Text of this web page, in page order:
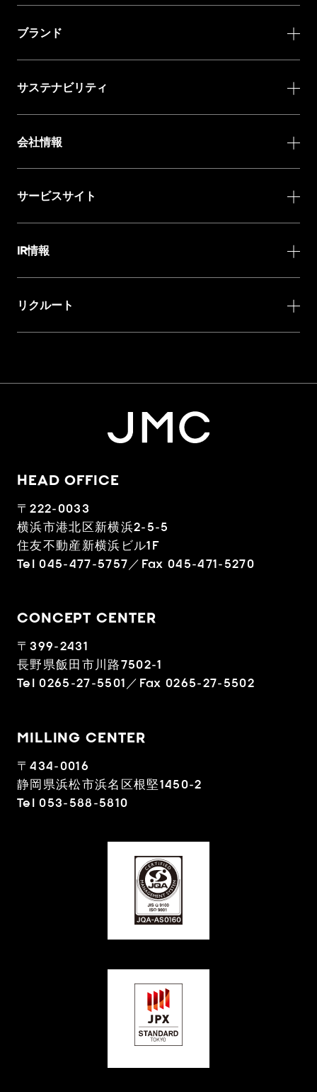
ブランド
サステナビリティ
会社情報
サービスサイト
IR情報
リクルート
HEAD OFFICE
〒222-0033
横浜市港北区新横浜2-5-5
住友不動産新横浜ビル1F
Tel 045-477-5757／Fax 045-471-5270
CONCEPT CENTER
〒399-2431
長野県飯田市川路7502-1
Tel 0265-27-5501／Fax 0265-27-5502
MILLING CENTER
〒434-0016
静岡県浜松市浜名区根堅1450-2
Tel 053-588-5810